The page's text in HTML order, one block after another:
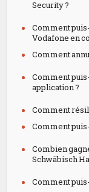
Security ?
Comment
Vodafone en
Comment
Comment
application ?
Comment
Comment
Combien
Schwäbisch
Comment